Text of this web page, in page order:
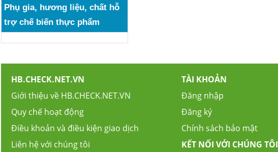
Phụ gia, hương liệu, chất hỗ
trợ chế biến thực phẩm
HB.CHECK.NET.VN
Giới thiệu về HB.CHECK.NET.VN
Quy chế hoạt động
Điều khoản và điều kiện giao dịch
Liên hệ với chúng tôi
TÀI KHOẢN
Đăng nhập
Đăng ký
Chính sách bảo mật
KẾT NỐI VỚI CHÚNG TÔI